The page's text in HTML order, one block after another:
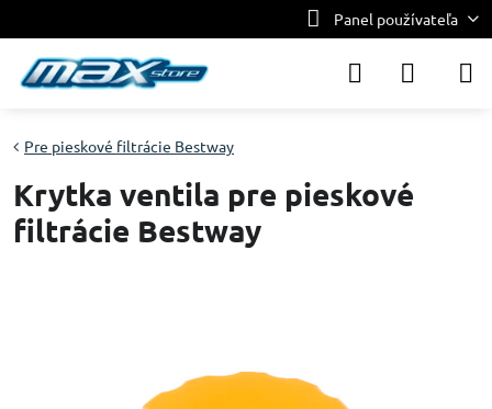
Panel používateľa
Pre pieskové filtrácie Bestway
Krytka ventila pre pieskové
filtrácie Bestway